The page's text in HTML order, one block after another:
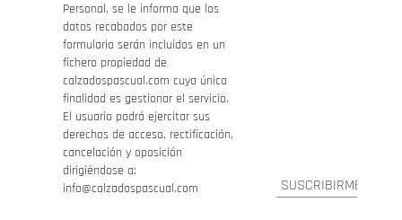
Personal, se le informa que los
datos recabados por este
formulario serán incluidos en un
fichero propiedad de
calzadospascual.com cuya única
finalidad es gestionar el servicio.
El usuario podrá ejercitar sus
derechos de acceso, rectificación,
cancelación y oposición
dirigiéndose a:
info@calzadospascual.com